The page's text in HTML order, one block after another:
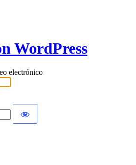
WordPress
electrónico